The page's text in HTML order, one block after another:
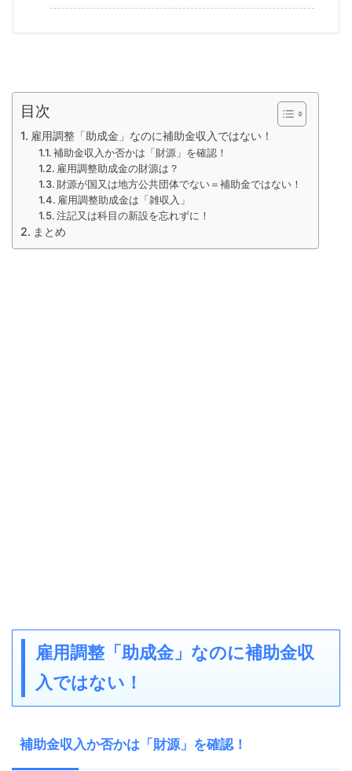
目次
雇用調整「助成金」なのに補助金収入ではない！
補助金収入か否かは「財源」を確認！
雇用調整助成金の財源は？
財源が国又は地方公共団体でない＝補助金ではない！
雇用調整助成金は「雑収入」
注記又は科目の新設を忘れずに！
まとめ
雇用調整「助成金」なのに補助金収
入ではない！
補助金収入か否かは「財源」を確認！